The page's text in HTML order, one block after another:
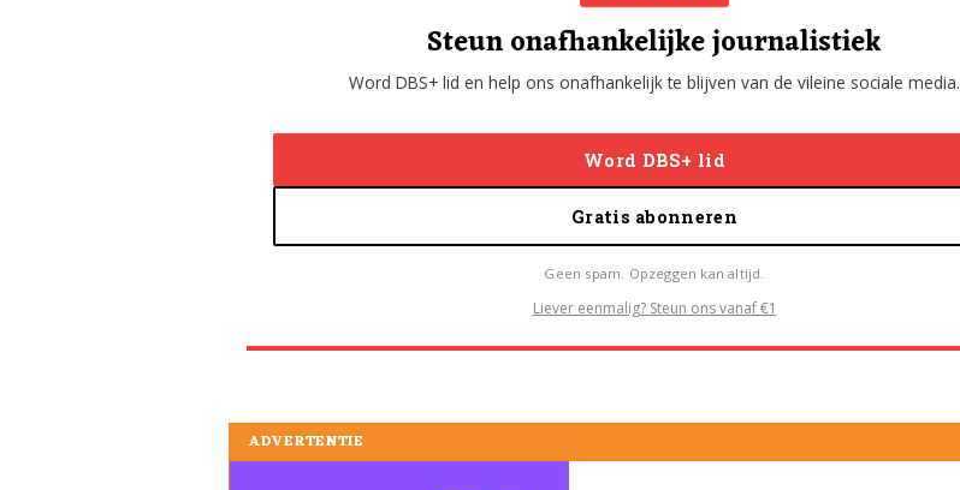
Steun onafhankelijke journalistiek
Word DBS+ lid en help ons onafhankelijk te blijven van de vileine sociale media.
Word DBS+ lid
Gratis abonneren
Geen spam. Opzeggen kan altijd.
Liever eenmalig? Steun ons vanaf €1
ADVERTENTIE